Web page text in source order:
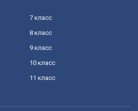
7 класс
8 класс
9 класс
10 класс
11 класс